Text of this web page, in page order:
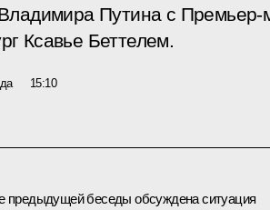
Путина с Премьер-
Ксавье Беттелем.
15:10
предыдущейбеседы обсуждена ситуация